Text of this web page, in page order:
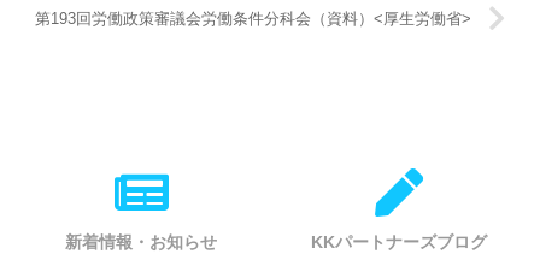
第193回労働政策審議会労働条件分科会（資料）<厚生労働省>
新着情報・お知らせ KKパートナーズブログ